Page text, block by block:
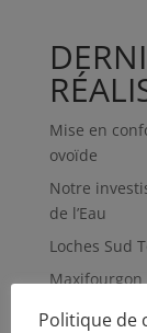
Mise en
ovoïde
Notre
de l’Eau
Loches Sud
Maxifourgon
Politique de